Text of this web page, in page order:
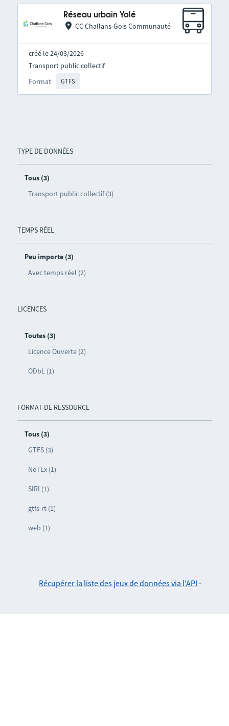
TYPE DE DONNÉES
Tous (3)
Transport public collectif (3)
TEMPS RÉEL
Peu importe (3)
Avec temps réel (2)
LICENCES
Toutes (3)
Licence Ouverte (2)
ODbL (1)
FORMAT DE RESSOURCE
Tous (3)
GTFS (3)
NeTEx (1)
SIRI (1)
gtfs-rt (1)
web (1)
Réseau urbain Yolé
CC Challans-Gois Communauté
créé le 24/03/2026
Format GTFS
Transport public collectif
Récupérer la liste des jeux de données via l'API -